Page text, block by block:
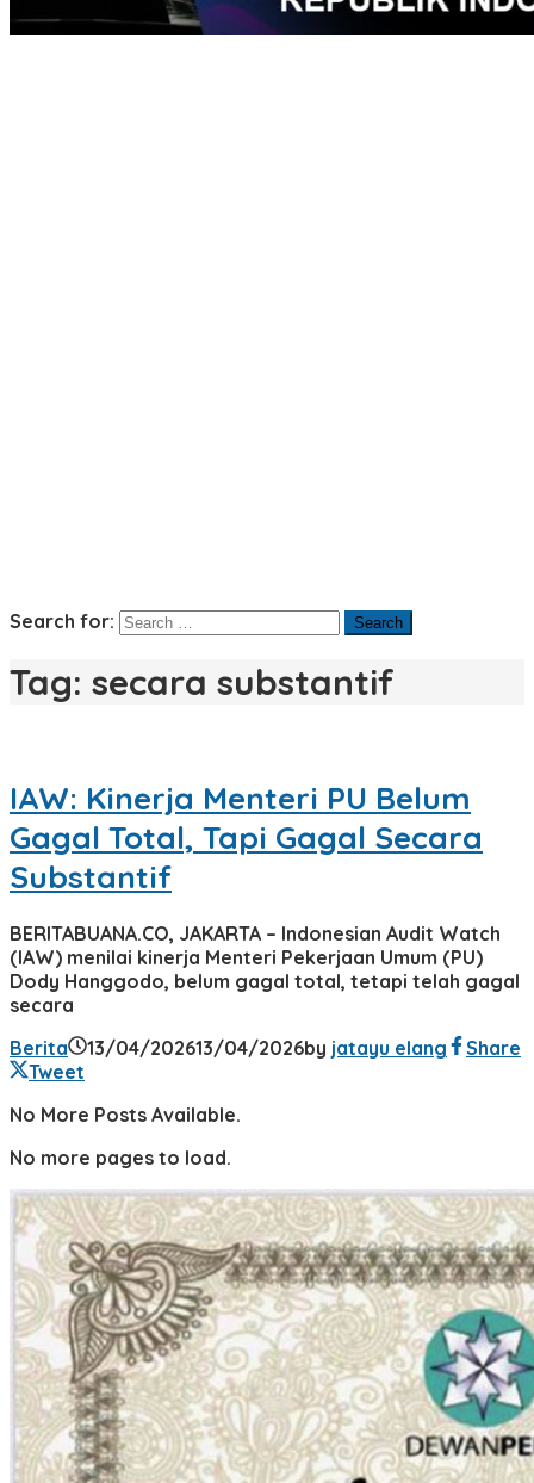
Search for:
Tag: secara substantif
IAW: Kinerja Menteri PU Belum
Gagal Total, Tapi Gagal Secara
Substantif
BERITABUANA.CO, JAKARTA – Indonesian Audit Watch
(IAW) menilai kinerja Menteri Pekerjaan Umum (PU)
Dody Hanggodo, belum gagal total, tetapi telah gagal
secara
Berita
13/04/202613/04/2026by jatayu elang
Share
Tweet
No More Posts Available.
No more pages to load.